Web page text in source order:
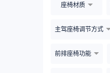
座椅材质
主驾座椅调节方式
前排座椅功能